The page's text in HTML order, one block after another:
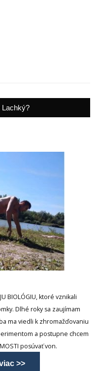
Lachký?
BIOLÓGIU, ktoré vznikali
Dlhé roky sa zaujímam
ma viedli k zhromažďovaniu
a postupne chcem
posúvať von.
>>